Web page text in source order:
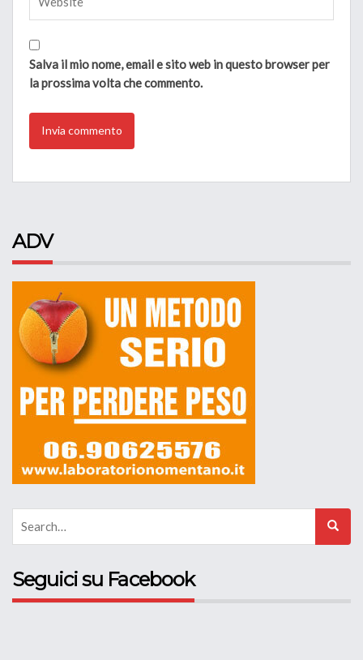
Salva il mio nome, email e sito web in questo browser per
la prossima volta che commento.
ADV
Seguici su Facebook